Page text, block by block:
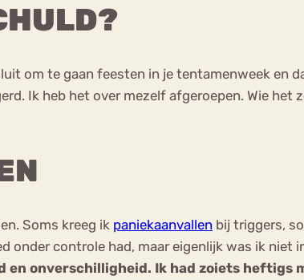
om te gaan feesten in je tentamenweek en
Ik heb het over mezelf afgeroepen. Wie
Soms kreeg ik paniekaanvallen bij triggers,
onder controle had, maar eigenlijk was ik niet
en onverschilligheid. Ik had zoiets heftigs